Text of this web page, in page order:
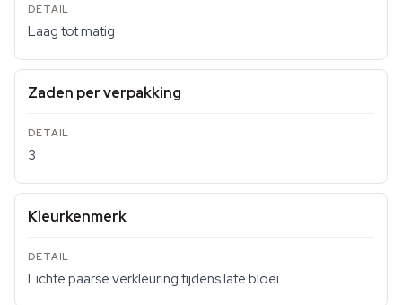
Laag tot matig
Zaden per verpakking
3
Kleurkenmerk
Lichte paarse verkleuring tijdens late bloei